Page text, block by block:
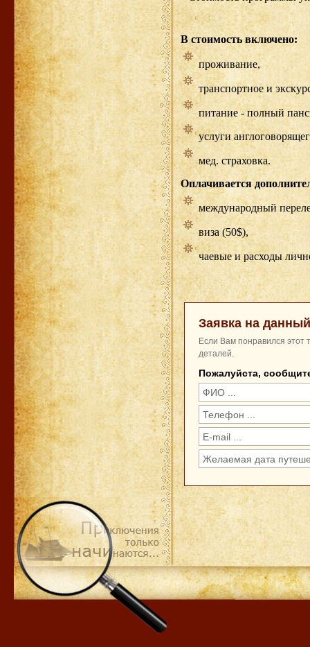
В стоимость включено:
проживание,
транспортное и
питание - полный
услуги
мед. страховка.
Оплачивается
международный
виза (50$),
чаевые и расходы
Заявка на
Если Вам понравился этот
деталей.
Пожалуйста,